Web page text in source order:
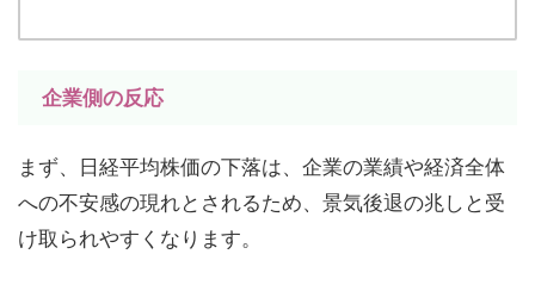
企業側の反応
まず、日経平均株価の下落は、企業の業績や経済全体
への不安感の現れとされるため、景気後退の兆しと受
け取られやすくなります。